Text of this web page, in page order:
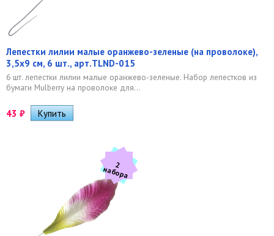
Лепестки лилии малые оранжево-зеленые (на проволоке),
3,5х9 см, 6 шт., арт.TLND-015
6 шт. лепестки лилии малые оранжево-зеленые. Набор лепестков из
бумаги Mulberry на проволоке для...
43 ₽
2
н
а
б
о
р
а